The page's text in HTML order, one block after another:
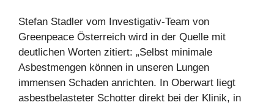
Stefan Stadler vom Investigativ-Team von
Greenpeace Österreich wird in der Quelle mit
deutlichen Worten zitiert: „Selbst minimale
Asbestmengen können in unseren Lungen
immensen Schaden anrichten. In Oberwart liegt
asbestbelasteter Schotter direkt bei der Klinik, in